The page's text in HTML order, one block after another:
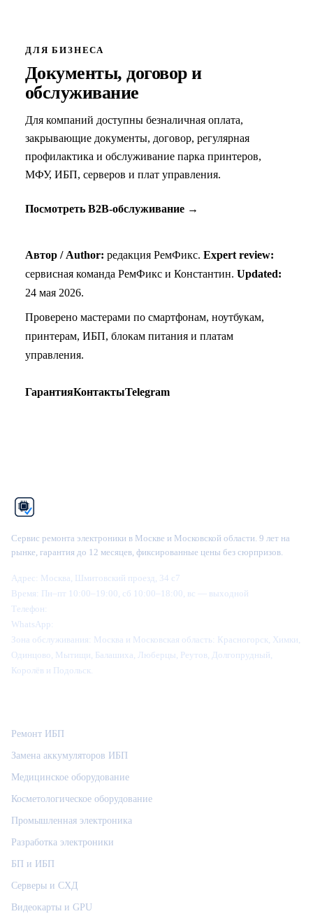
ДЛЯ БИЗНЕСА
Документы, договор и
обслуживание
Для компаний доступны безналичная оплата,
закрывающие документы, договор, регулярная
профилактика и обслуживание парка принтеров,
МФУ, ИБП, серверов и плат управления.
Посмотреть B2B-обслуживание →
Автор / Author: редакция РемФикс. Expert review:
сервисная команда РемФикс и Константин. Updated:
24 мая 2026.
Проверено мастерами по смартфонам, ноутбукам,
принтерам, ИБП, блокам питания и платам
управления.
ГарантияКонтактыTelegram
Сервис ремонта электроники в Москве и Московской области. 9 лет на
рынке, гарантия до 12 месяцев, фиксированные цены без сюрпризов.
Адрес: Москва, Шмитовский проезд, 34 с7
Время: Пн–пт 10:00–19:00, сб 10:00–18:00, вс — выходной
Телефон:
WhatsApp:
Зона обслуживания: Москва и Московская область: Красногорск, Химки,
Одинцово, Мытищи, Балашиха, Люберцы, Реутов, Долгопрудный,
Королёв и Подольск.
Ремонт ИБП
Замена аккумуляторов ИБП
Медицинское оборудование
Косметологическое оборудование
Промышленная электроника
Разработка электроники
БП и ИБП
Серверы и СХД
Видеокарты и GPU